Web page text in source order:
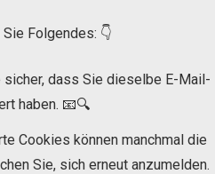
Folgendes: 👇
sicher, dass Sie dieselbe E-Mail-
haben. 📧🔍
Cookies können manchmal die
Sie, sich erneut anzumelden.